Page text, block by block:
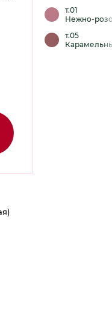
т.01
Нежно-
т.05